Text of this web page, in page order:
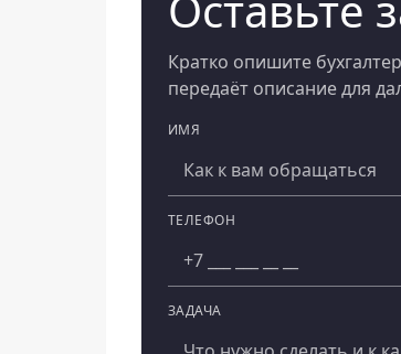
Кратко опишите
передаёт описание для
ИМЯ
ТЕЛЕФОН
ЗАДАЧА
Компания